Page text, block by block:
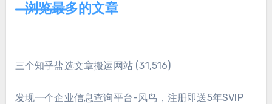
浏览最多的文章
三个知乎盐选文章搬运网站 (31,516)
发现一个企业信息查询平台-风鸟，注册即送5年SVIP